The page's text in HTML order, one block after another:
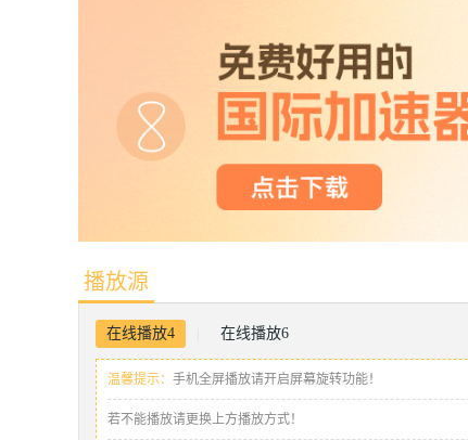
播放源
在线播放4 在线播放6
温馨提示： 手机全屏播放请开启屏幕旋转功能！
若不能播放请更换上方播放方式！